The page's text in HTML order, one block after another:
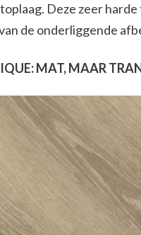
Deze zeer
de onderliggende
MAT, MAAR